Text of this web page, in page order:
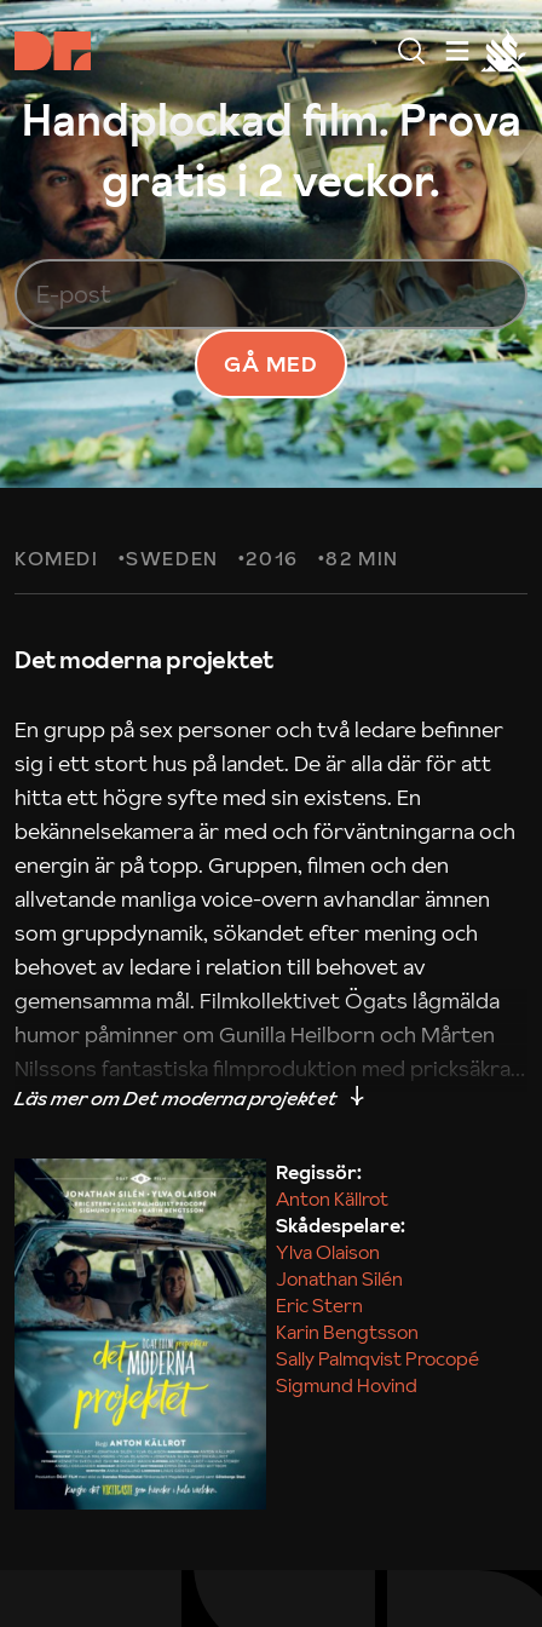
Handplockad film. Prova
gratis i 2 veckor.
GÅ MED
KOMEDI SWEDEN 2016 82 MIN
Det moderna projektet
En grupp på sex personer och två ledare befinner
sig i ett stort hus på landet. De är alla där för att
hitta ett högre syfte med sin existens. En
bekännelsekamera är med och förväntningarna och
energin är på topp. Gruppen, filmen och den
allvetande manliga voice-overn avhandlar ämnen
som gruppdynamik, sökandet efter mening och
behovet av ledare i relation till behovet av
gemensamma mål. Filmkollektivet Ögats lågmälda
humor påminner om Gunilla Heilborn och Mårten
Nilssons fantastiska filmproduktion med pricksäkra
iakttagelser om hur svårt det kan vara att omsätta
Maja Kekonius
Regissör:
Anton Källrot
Skådespelare:
Ylva Olaison
Jonathan Silén
Eric Stern
Karin Bengtsson
Sally Palmqvist Procopé
Sigmund Hovind